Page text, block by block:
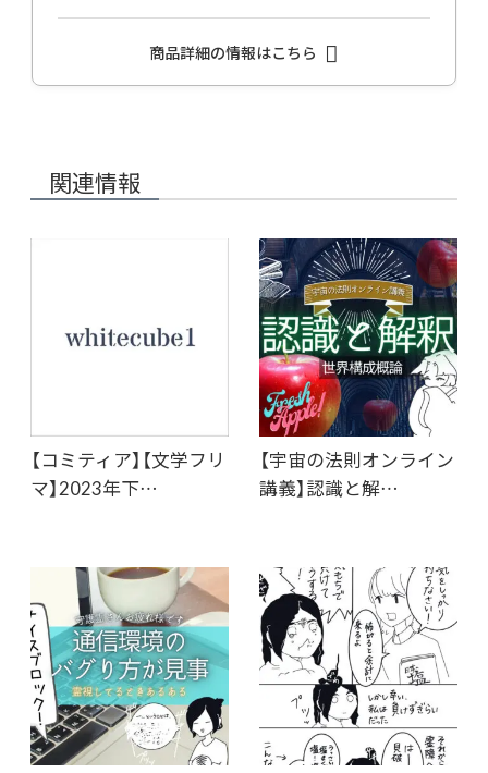
商品詳細の情報はこちら
関連情報
【コミティア】【文学フリ
マ】2023年下…
【宇宙の法則オンライン
講義】認識と解…